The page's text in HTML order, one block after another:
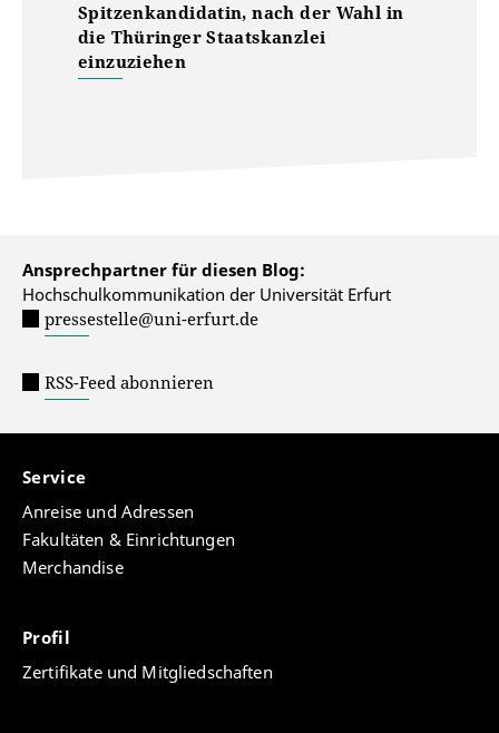
Spitzenkandidatin, nach der Wahl in
die Thüringer Staatskanzlei
einzuziehen
Ansprechpartner für diesen Blog:
Hochschulkommunikation der Universität Erfurt
pressestelle@uni-erfurt.de
RSS-Feed abonnieren
Service
Anreise und Adressen
Fakultäten & Einrichtungen
Merchandise
Profil
Zertifikate und Mitgliedschaften